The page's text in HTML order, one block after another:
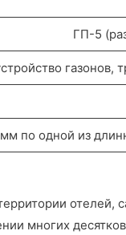
ГП-5
газонов,
по одной из
отелей,
многих